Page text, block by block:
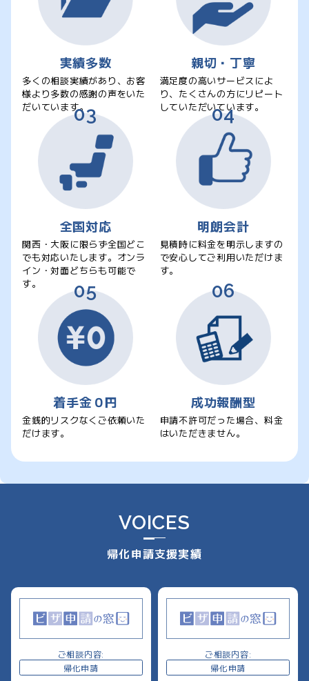
実績多数
多くの相談実績があり、お客
様より多数の感謝の声をいた
だいています。
親切・丁寧
満足度の高いサービスによ
り、たくさんの方にリピート
していただいています。
全国対応
関西・大阪に限らず全国どこ
でも対応いたします。オンラ
イン・対面どちらも可能で
す。
明朗会計
見積時に料金を明示しますの
で安心してご利用いただけま
す。
着手金０円
金銭的リスクなくご依頼いた
だけます。
成功報酬型
申請不許可だった場合、料金
はいただきません。
VOICES
帰化申請支援実績
ご相談内容:
帰化申請
ご相談内容:
帰化申請